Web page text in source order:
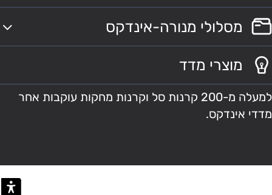
מסלולי מנורה-אינדקס
מוצרי מדד
למעלה מ-200 קרנות סל וקרנות מחקות עוקבות אחר
מדדי אינדקס.